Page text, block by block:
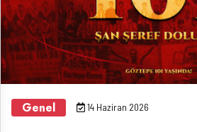
Genel 14 Haziran 2026